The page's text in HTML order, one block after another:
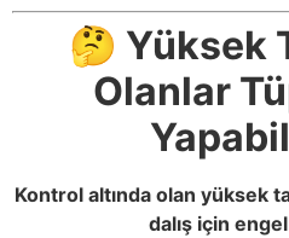
🤔 Yüksek
Olanlar
Kontrol altında olan yüksek
dalış için